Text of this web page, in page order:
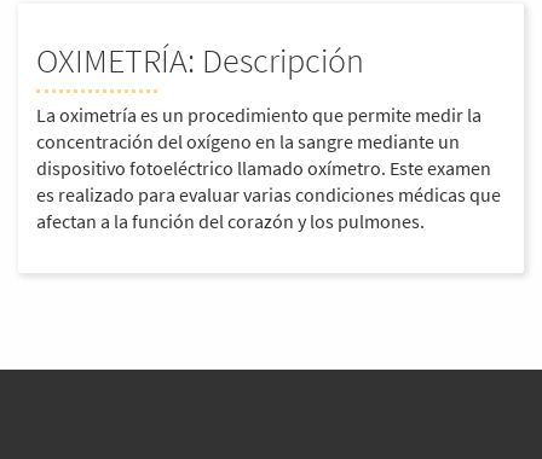
OXIMETRÍA: Descripción
La oximetría es un procedimiento que permite medir la
concentración del oxígeno en la sangre mediante un
dispositivo fotoeléctrico llamado oxímetro. Este examen
es realizado para evaluar varias condiciones médicas que
afectan a la función del corazón y los pulmones.